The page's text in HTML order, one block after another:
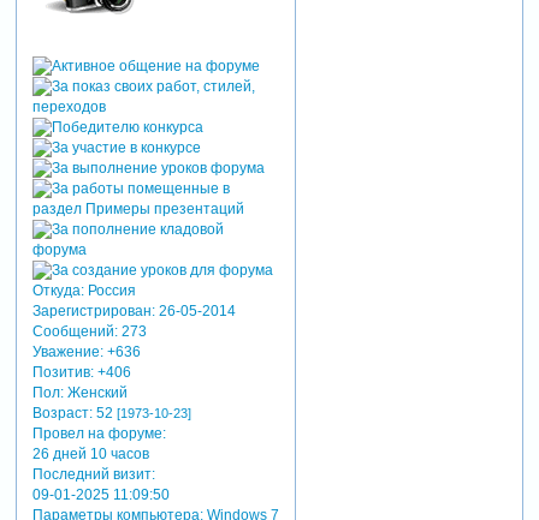
Откуда:Россия
Зарегистрирован: 26-05-2014
Сообщений:273
Уважение: +636
Позитив: +406
Пол:Женский
Возраст:52 [1973-10-23]
Провел на форуме:
26 дней 10 часов
Последний визит:
09-01-2025 11:09:50
Параметры компьютера:Windows 7